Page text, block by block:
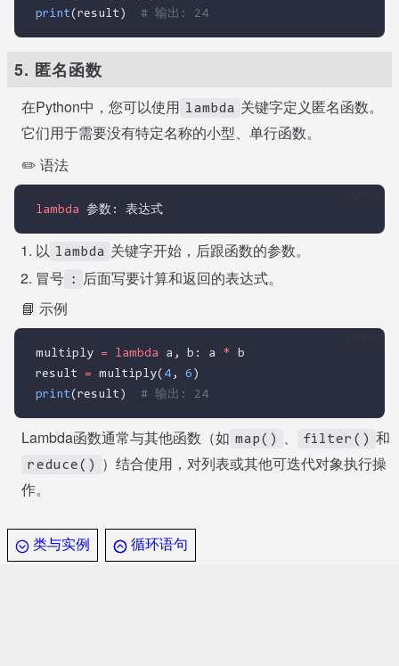
print(result) # 输出: 24
5. 匿名函数
在Python中，您可以使用 lambda 关键字定义匿名函数。
它们用于需要没有特定名称的小型、单行函数。
✏️ 语法
lambda 参数: 表达式
以 lambda 关键字开始，后跟函数的参数。
冒号 :
后面写要计算和返回的表达式。
📘 示例
multiply = lambda a, b: a * b
result = multiply( 4 , 6 )
print(result) # 输出: 24
Lambda函数通常与其他函数（如 map() 、 filter() 和
reduce()
）结合使用，对列表或其他可迭代对象执行操
作。
类与实例 循环语句